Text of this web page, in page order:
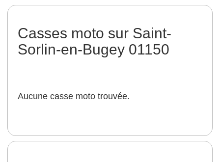
Casses moto sur Saint-
Sorlin-en-Bugey 01150
Aucune casse moto trouvée.